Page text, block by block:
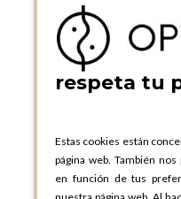
08130 Santa
Teléfono:
OPTIONS
respeta tu
Estas cookies están
página web. También
en función de tus